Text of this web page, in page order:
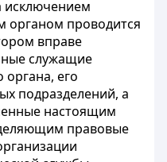
исключением
органом проводится
вправе
служащие
органа, его
подразделений, а
настоящим
правовые